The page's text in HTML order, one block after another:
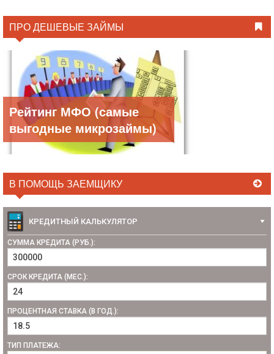
ПРО ДЕШЕВЫЕ ЗАЙМЫ
Рейтинг МФО (самые
выгодные микрозаймы)
В ПОМОЩЬ ЗАЕМЩИКУ
КРЕДИТНЫЙ КАЛЬКУЛЯТОР
СУММА КРЕДИТА (РУБ.):
СРОК КРЕДИТА (МЕС.):
ПРОЦЕНТНАЯ СТАВКА (В ГОД.):
ТИП ПЛАТЕЖА: